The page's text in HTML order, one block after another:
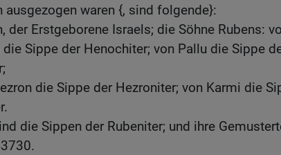
ausgezogen waren {, sind folgende}:
der Erstgeborene Israels; die Söhne Rubens:
die Sippe der Henochiter; von Pallu die Sippe
die Sippe der Hezroniter; von Karmi die
die Sippen der Rubeniter; und ihre